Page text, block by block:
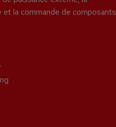
et la commande de composants